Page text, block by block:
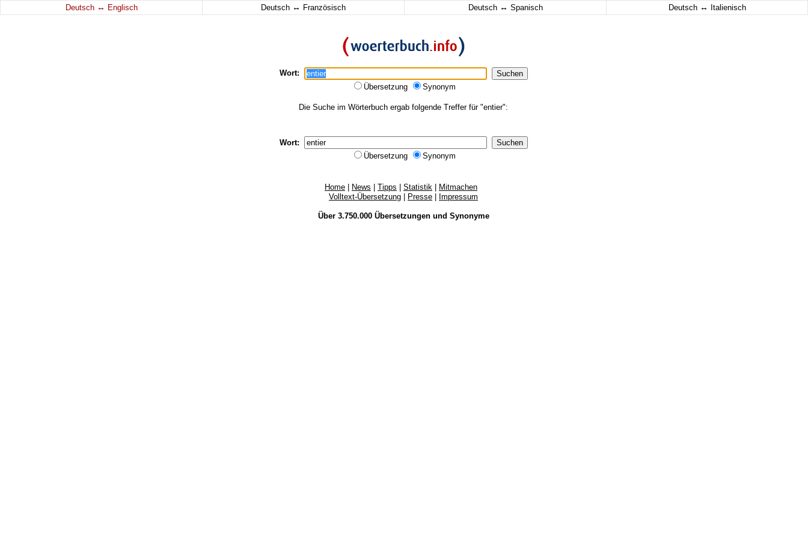
Deutsch ↔ Englisch Deutsch ↔ Französisch Deutsch ↔ Spanisch Deutsch ↔ Italienisch
Wort:
Übersetzung
Synonym
Die Suche im Wörterbuch ergab folgende Treffer für "entier":
Wort:
Übersetzung
Synonym
Home News Tipps Statistik
Mitmachen
Volltext-Übersetzung
Presse Impressum
Über 3.750.000 Übersetzungenund Synonyme